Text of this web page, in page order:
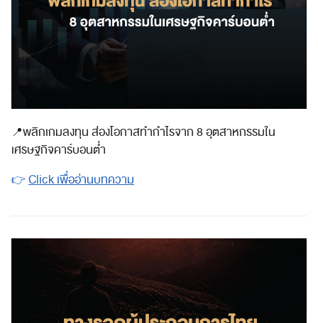
📍พลิกเกมลงทุน ส่องโอกาสทำกำไรจาก 8 อุตสาหกรรมใน
เศรษฐกิจคาร์บอนต่ำ
👉Click เพื่ออ่านบทความ